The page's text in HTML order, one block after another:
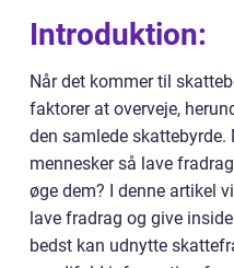
Introduktion:
Når det kommer til
faktorer at overveje,
den samlede
mennesker så lave
øge dem? I denne artikel
lave fradrag og give
bedst kan udnytte